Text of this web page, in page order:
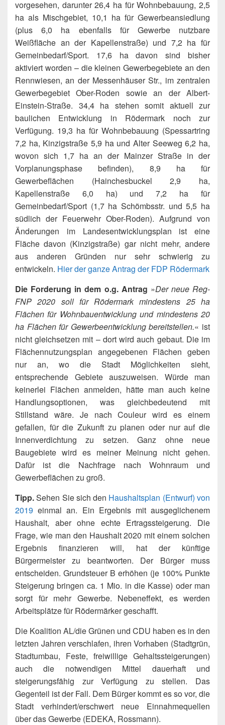
vorgesehen, darunter 26,4 ha für Wohnbebauung, 2,5
ha als Mischgebiet, 10,1 ha für Gewerbeansiedlung
(plus 6,0 ha ebenfalls für Gewerbe nutzbare
Weißfläche an der Kapellenstraße) und 7,2 ha für
Gemeinbedarf/Sport. 17,6 ha davon sind bisher
aktiviert worden – die kleinen Gewerbegebiete an den
Rennwiesen, an der Messenhäuser Str., im zentralen
Gewerbegebiet Ober-Roden sowie an der Albert-
Einstein-Straße. 34,4 ha stehen somit aktuell zur
baulichen Entwicklung in Rödermark noch zur
Verfügung. 19,3 ha für Wohnbebauung (Spessartring
7,2 ha, Kinzigstraße 5,9 ha und Alter Seeweg 6,2 ha,
wovon sich 1,7 ha an der Mainzer Straße in der
Vorplanungsphase befinden), 8,9 ha für
Gewerbeflächen (Hainchesbuckel 2,9 ha,
Kapellenstraße 6,0 ha) und 7,2 ha für
Gemeinbedarf/Sport (1,7 ha Schömbsstr. und 5,5 ha
südlich der Feuerwehr Ober-Roden). Aufgrund von
Änderungen im Landesentwicklungsplan ist eine
Fläche davon (Kinzigstraße) gar nicht mehr, andere
aus anderen Gründen nur sehr schwierig zu
entwickeln. Hier der ganze Antrag der FDP Rödermark
Die Forderung in dem o.g. Antrag »Der neue Reg-
FNP 2020 soll für Rödermark mindestens 25 ha
Flächen für Wohnbauentwicklung und mindestens 20
ha Flächen für Gewerbeentwicklung bereitstellen.« ist
nicht gleichsetzen mit – dort wird auch gebaut. Die im
Flächennutzungsplan angegebenen Flächen geben
nur an, wo die Stadt Möglichkeiten sieht,
entsprechende Gebiete auszuweisen. Würde man
keinerlei Flächen anmelden, hätte man auch keine
Handlungsoptionen, was gleichbedeutend mit
Stillstand wäre. Je nach Couleur wird es einem
gefallen, für die Zukunft zu planen oder nur auf die
Innenverdichtung zu setzen. Ganz ohne neue
Baugebiete wird es meiner Meinung nicht gehen.
Dafür ist die Nachfrage nach Wohnraum und
Gewerbeflächen zu groß.
Tipp.Sehen Sie sich den Haushaltsplan (Entwurf) von
2019einmal an. Ein Ergebnis mit ausgeglichenem
Haushalt, aber ohne echte Ertragssteigerung. Die
Frage, wie man den Haushalt 2020 mit einem solchen
Ergebnis finanzieren will, hat der künftige
Bürgermeister zu beantworten. Der Bürger muss
entscheiden. Grundsteuer B erhöhen (je 100% Punkte
Steigerung bringen ca. 1 Mio. in die Kasse) oder man
sorgt für mehr Gewerbe. Nebeneffekt, es werden
Arbeitsplätze für Rödermärker geschafft.
Die Koalition AL/die Grünen und CDU haben es in den
letzten Jahren verschlafen, ihren Vorhaben (Stadtgrün,
Stadtumbau, Feste, freiwillige Gehaltssteigerungen)
auch die notwendigen Mittel dauerhaft und
steigerungsfähig zur Verfügung zu stellen. Das
Gegenteil ist der Fall. Dem Bürger kommt es so vor, die
Stadt verhindert/erschwert neue Einnahmequellen
über das Gewerbe (EDEKA, Rossmann).